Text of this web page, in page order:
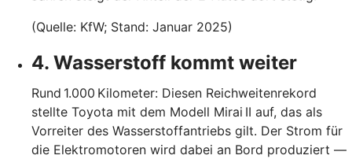
(Quelle: KfW; Stand: Januar 2025)
4. Wasserstoff kommt weiter
Rund 1.000 Kilometer: Diesen Reichweitenrekord
stellte Toyota mit dem Modell Mirai II auf, das als
Vorreiter des Wasserstoffantriebs gilt. Der Strom für
die Elektromotoren wird dabei an Bord produziert —